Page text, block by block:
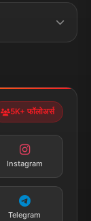
5K+ फॉलोअर्स
Instagram
Telegram